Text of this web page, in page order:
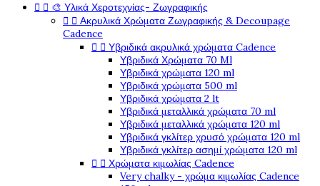
  🎨 Υλικά Χεροτεχνίας- Ζωγραφικής
  Ακρυλικά Χρώματα Ζωγραφικής & Decoupage
Cadence
  Υβριδικά ακρυλικά χρώματα Cadence
Υβριδικά Χρώματα 70 Ml
Υβριδικά χρώματα 120 ml
Υβριδικά χρώματα 500 ml
Υβριδικά χρώματα 2 lt
Υβριδικά μεταλλικά χρώματα 70 ml
Υβριδικά μεταλλικά χρώματα 120 ml
Υβριδικά γκλίτερ χρυσό χρώματα 120 ml
Υβριδικά γκλίτερ ασημί χρώματα 120 ml
  Χρώματα κιμωλίας Cadence
Very chalky - χρώμα κιμωλίας Cadence